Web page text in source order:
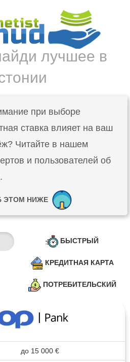
лучшее в
при выборе
ставка влияет на ваш
Читайте в нашем
и пользователей об
ЭТОМ НИЖЕ
БЫСТРЫЙ
КРЕДИТНАЯ КАРТА
ПОТРЕБИТЕЛЬСКИЙ
до 15 000 €